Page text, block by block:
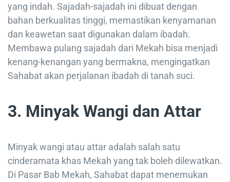
yang indah. Sajadah-sajadah ini dibuat dengan
bahan berkualitas tinggi, memastikan kenyamanan
dan keawetan saat digunakan dalam ibadah.
Membawa pulang sajadah dari Mekah bisa menjadi
kenang-kenangan yang bermakna, mengingatkan
Sahabat akan perjalanan ibadah di tanah suci.
3. Minyak Wangi dan Attar
Minyak wangi atau attar adalah salah satu
cinderamata khas Mekah yang tak boleh dilewatkan.
Di Pasar Bab Mekah, Sahabat dapat menemukan